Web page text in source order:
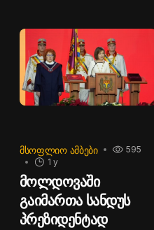
ᲛᲡᲝᲤᲚᲘᲝ ᲐᲛᲑᲔᲑᲘ
1 y
595
მოლდოვაში
გაიმართა სანდუს
პრეზიდენტად